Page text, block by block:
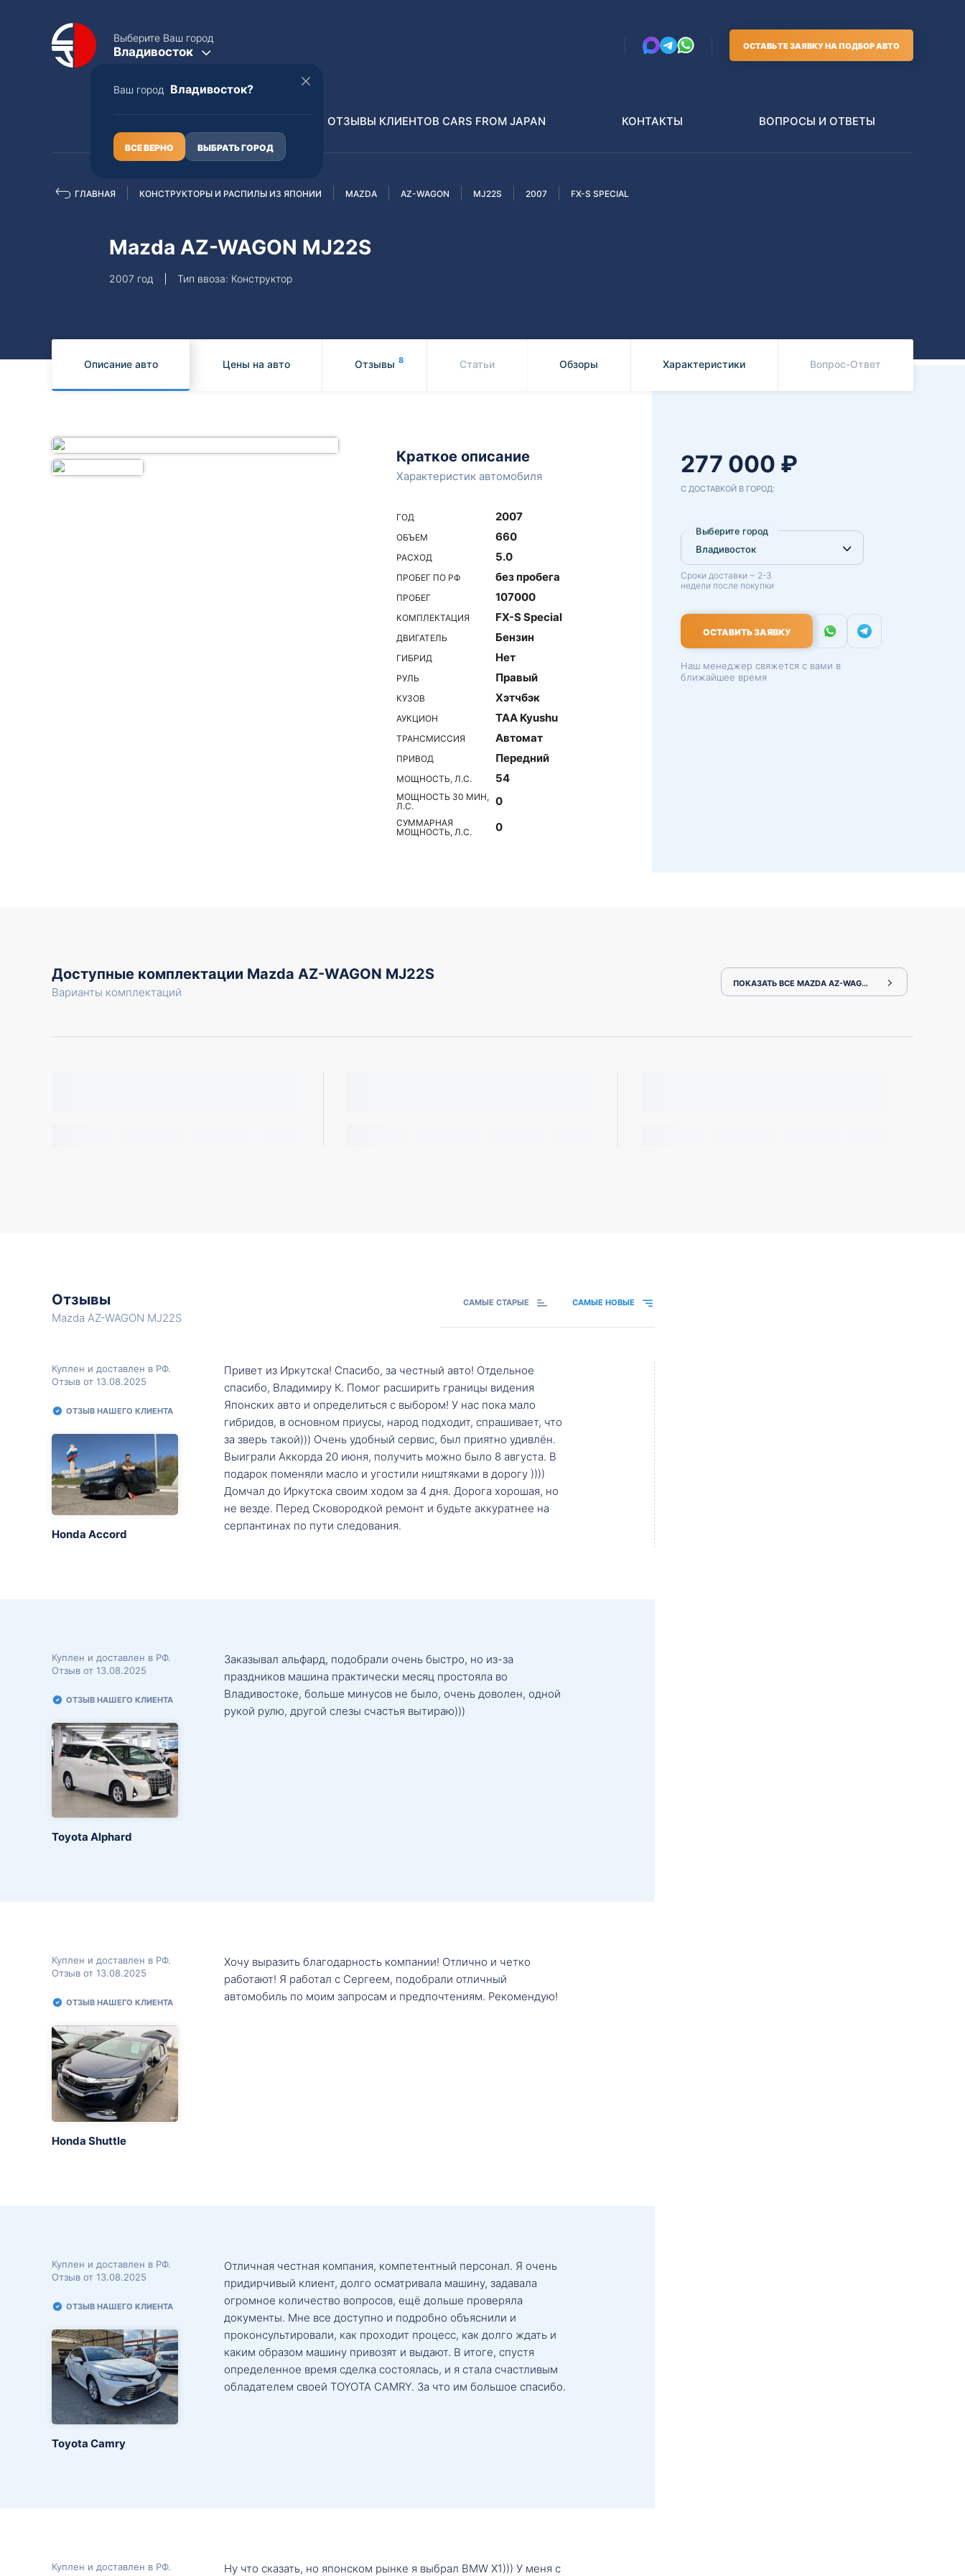
Выберите Ваш город
Владивосток
Ваш город Владивосток?
ВСЕ ВЕРНО ВЫБРАТЬ ГОРОД
ОСТАВЬТЕ ЗАЯВКУ НА ПОДБОР АВТО
Полная пошлина
Subaru
Распилы и конструкторы
ОТЗЫВЫ КЛИЕНТОВ CARS FROM JAPAN КОНТАКТЫ ВОПРОСЫ И ОТВЕТЫ
ГЛАВНАЯ КОНСТРУКТОРЫ И РАСПИЛЫ ИЗ ЯПОНИИ MAZDA AZ-WAGON MJ22S 2007 FX-S SPECIAL
Mazda AZ-WAGON MJ22S
2007 год Тип ввоза: Конструктор
Описание авто Цены на авто Отзывы 8 Статьи Обзоры Характеристики Вопрос-Ответ
Краткое описание
Характеристик автомобиля
ГОД 2007
ОБЪЕМ 660
РАСХОД 5.0
ПРОБЕГ ПО РФ без пробега
ПРОБЕГ 107000
КОМПЛЕКТАЦИЯ FX-S Special
ДВИГАТЕЛЬ Бензин
ГИБРИД Нет
РУЛЬ Правый
КУЗОВ Хэтчбэк
АУКЦИОН TAA Kyushu
ТРАНСМИССИЯ Автомат
ПРИВОД Передний
МОЩНОСТЬ, Л.С. 54
МОЩНОСТЬ 30 МИН,
Л.С.
0
СУММАРНАЯ
МОЩНОСТЬ, Л.С.
0
277 000 ₽
С ДОСТАВКОЙ В ГОРОД:
Выберите город
Сроки доставки ~ 2-3
недели после покупки
ОСТАВИТЬ ЗАЯВКУ
Наш менеджер свяжется с вами в
ближайшее время
Доступные комплектации Mazda AZ-WAGON MJ22S
Варианты комплектаций
ПОКАЗАТЬ ВСЕ MAZDA AZ-WAGON MJ22S
Отзывы
Mazda AZ-WAGON MJ22S
САМЫЕ СТАРЫЕ САМЫЕ НОВЫЕ
Куплен и доставлен в РФ.
Отзыв от 13.08.2025
ОТЗЫВ НАШЕГО КЛИЕНТА
Honda Accord
Привет из Иркутска! Спасибо, за честный авто! Отдельное
спасибо, Владимиру К. Помог расширить границы видения
Японских авто и определиться с выбором! У нас пока мало
гибридов, в основном приусы, народ подходит, спрашивает, что
за зверь такой))) Очень удобный сервис, был приятно удивлён.
Выиграли Аккорда 20 июня, получить можно было 8 августа. В
подарок поменяли масло и угостили ништяками в дорогу ))))
Домчал до Иркутска своим ходом за 4 дня. Дорога хорошая, но
не везде. Перед Сковородкой ремонт и будьте аккуратнее на
серпантинах по пути следования.
Куплен и доставлен в РФ.
Отзыв от 13.08.2025
ОТЗЫВ НАШЕГО КЛИЕНТА
Toyota Alphard
Заказывал альфард, подобрали очень быстро, но из-за
праздников машина практически месяц простояла во
Владивостоке, больше минусов не было, очень доволен, одной
рукой рулю, другой слезы счастья вытираю)))
Куплен и доставлен в РФ.
Отзыв от 13.08.2025
ОТЗЫВ НАШЕГО КЛИЕНТА
Honda Shuttle
Хочу выразить благодарность компании! Отлично и четко
работают! Я работал с Сергеем, подобрали отличный
автомобиль по моим запросам и предпочтениям. Рекомендую!
Куплен и доставлен в РФ.
Отзыв от 13.08.2025
ОТЗЫВ НАШЕГО КЛИЕНТА
Toyota Camry
Отличная честная компания, компетентный персонал. Я очень
придирчивый клиент, долго осматривала машину, задавала
огромное количество вопросов, ещё дольше проверяла
документы. Мне все доступно и подробно объяснили и
проконсультировали, как проходит процесс, как долго ждать и
каким образом машину привозят и выдают. В итоге, спустя
определенное время сделка состоялась, и я стала счастливым
обладателем своей TOYOTA CAMRY. За что им большое спасибо.
Куплен и доставлен в РФ.
Ну что сказать, но японском рынке я выбрал BMW X1))) У меня с